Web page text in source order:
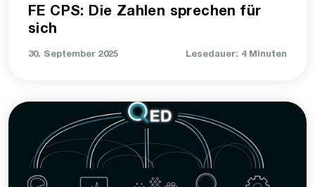
FE CPS: Die Zahlen sprechen für
sich
30. September 2025 Lesedauer: 4 Minuten